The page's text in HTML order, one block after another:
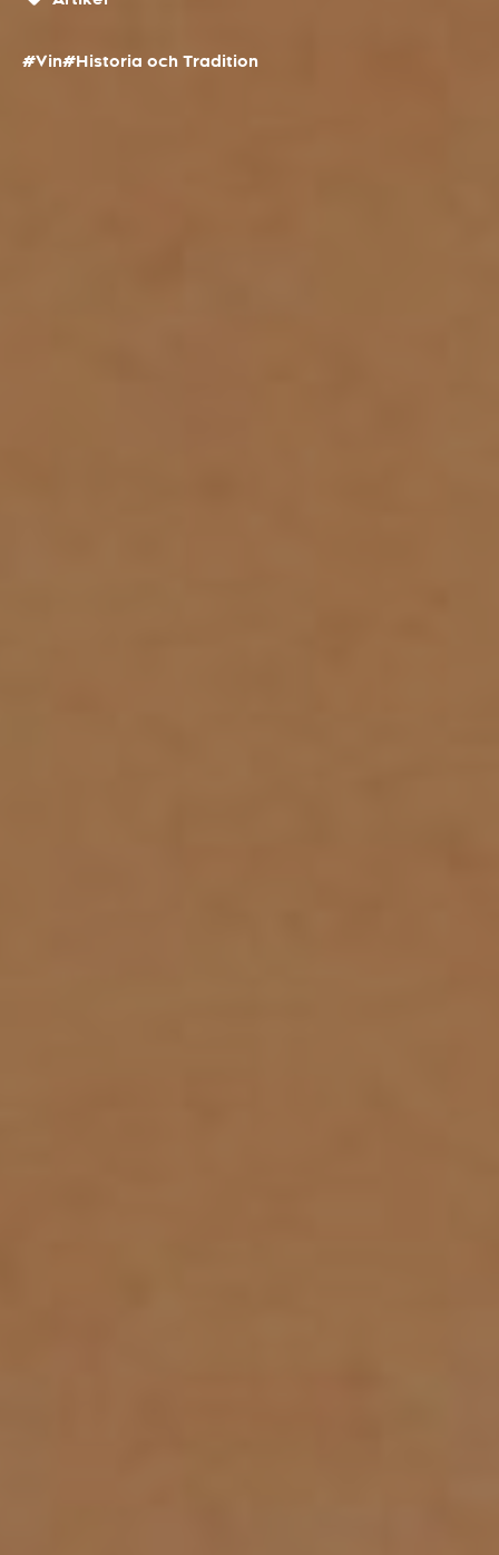
#Vin#Historia och Tradition